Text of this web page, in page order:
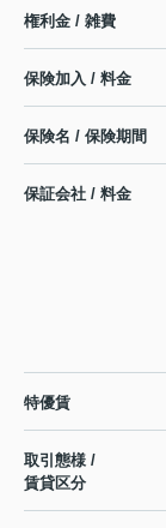
権利金 / 雑費
保険加入 / 料金
保険名 / 保険期間
保証会社 / 料金
特優賃
取引態様 /
賃貸区分